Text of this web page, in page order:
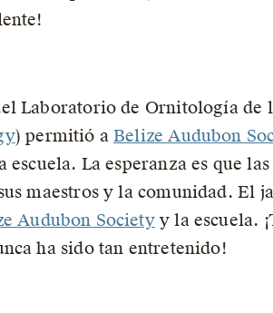
Laboratorio de Ornitología de
) permitió aBelize Audubon
escuela. La esperanza es que
maestros y la comunidad. El
Audubon Societyy la escuela.
ha sido tan entretenido!